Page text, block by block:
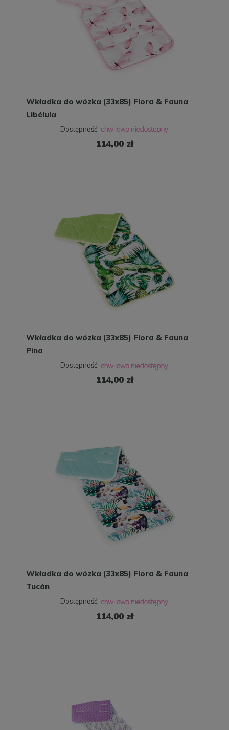
Wkładka do wózka (33x85) Flora & Fauna
Libélula
Dostępność:
114,00 zł
Wkładka do wózka (33x85) Flora & Fauna
Pina
Dostępność:
114,00 zł
Wkładka do wózka (33x85) Flora & Fauna
Tucán
Dostępność:
114,00 zł